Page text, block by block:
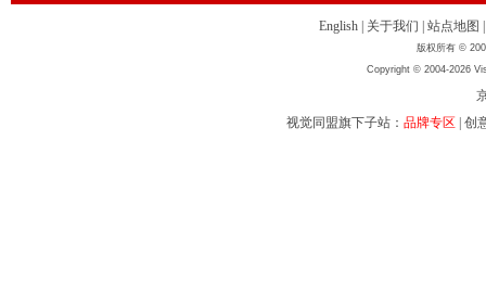
English 关于我们 站点地图
版权所有 ©
Copyright © 2004-2026
视觉同盟旗下子站： 品牌专区 创